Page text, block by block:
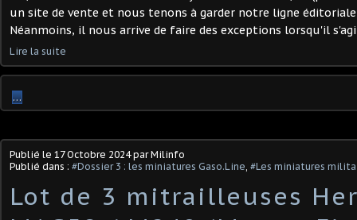
un site de vente et nous tenons à garder notre ligne éditoriale
Néanmoins, il nous arrive de faire des exceptions lorsqu'il
Lire la suite
…
Publié le 17 Octobre 2024par Milinfo
Publié dans : #Dossier 3 : les miniatures Gaso.Line, #Les miniatures
Lot de 3 mitrailleuses